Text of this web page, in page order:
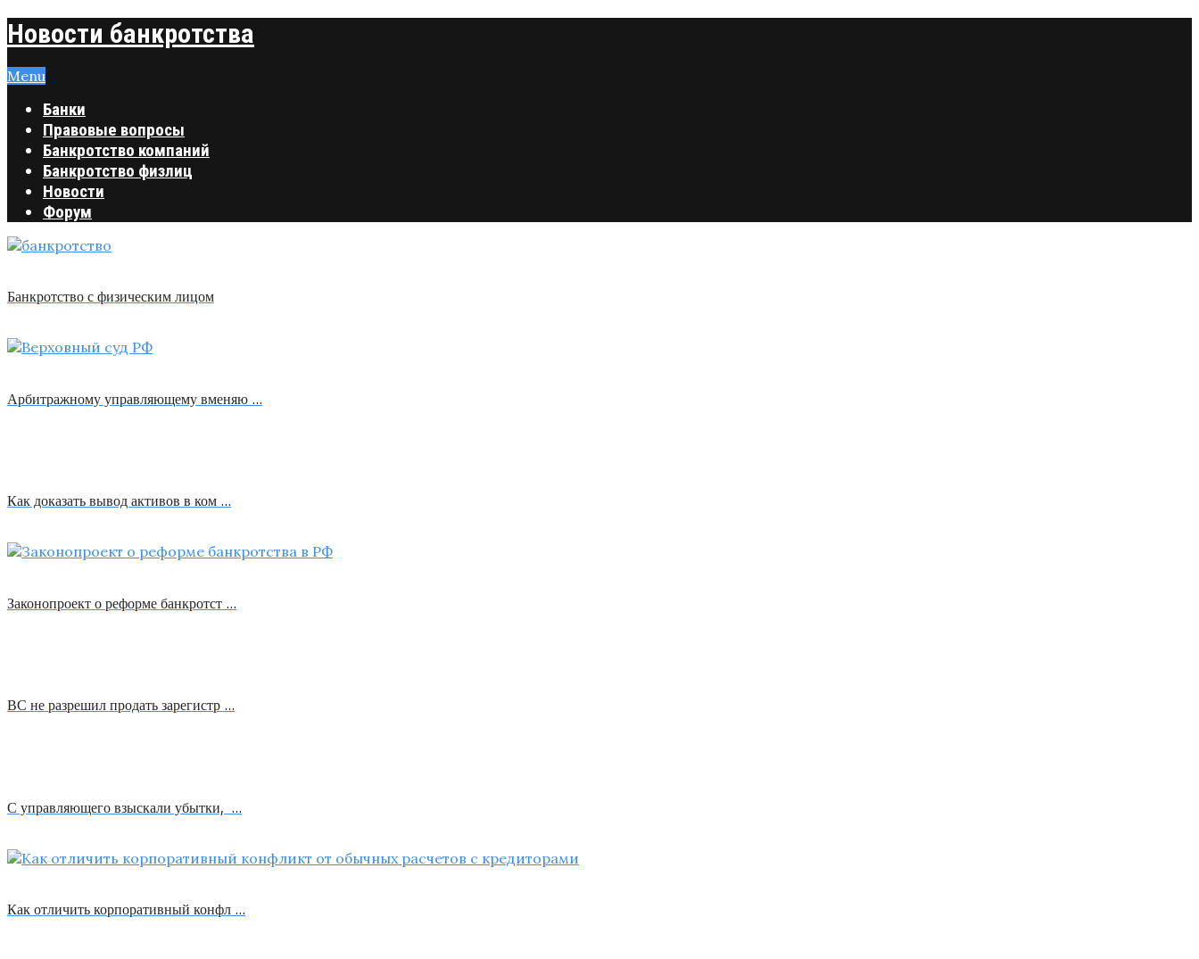
Новости банкротства
Menu
Банки
Правовые вопросы
Банкротство компаний
Банкротство физлиц
Новости
Форум
Банкротство с физическим лицом
Арбитражному управляющему вменяю …
Как доказать вывод активов в ком …
Законопроект о реформе банкротст …
ВС не разрешил продать зарегистр …
С управляющего взыскали убытки, …
Как отличить корпоративный конфл …